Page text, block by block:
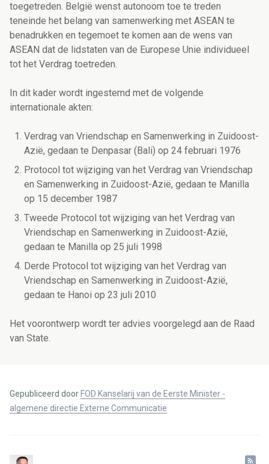
toegetreden. België wenst autonoom toe te treden
teneinde het belang van samenwerking met ASEAN te
benadrukken en tegemoet te komen aan de wens van
ASEAN dat de lidstaten van de Europese Unie individueel
tot het Verdrag toetreden.
In dit kader wordt ingestemd met de volgende
internationale akten:
Verdrag van Vriendschap en Samenwerking in Zuidoost-
Azië, gedaan te Denpasar (Bali) op 24 februari 1976
Protocol tot wijziging van het Verdrag van Vriendschap
en Samenwerking in Zuidoost-Azië, gedaan te Manilla
op 15 december 1987
Tweede Protocol tot wijziging van het Verdrag van
Vriendschap en Samenwerking in Zuidoost-Azië,
gedaan te Manilla op 25 juli 1998
Derde Protocol tot wijziging van het Verdrag van
Vriendschap en Samenwerking in Zuidoost-Azië,
gedaan te Hanoi op 23 juli 2010
Het voorontwerp wordt ter advies voorgelegd aan de Raad
van State.
Gepubliceerd door FOD Kanselarij van de Eerste Minister -
algemene directie Externe Communicatie